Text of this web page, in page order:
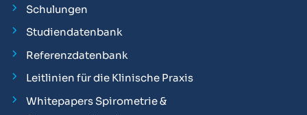
Schulungen
Studiendatenbank
Referenzdatenbank
Leitlinien für die Klinische Praxis
Whitepapers Spirometrie &